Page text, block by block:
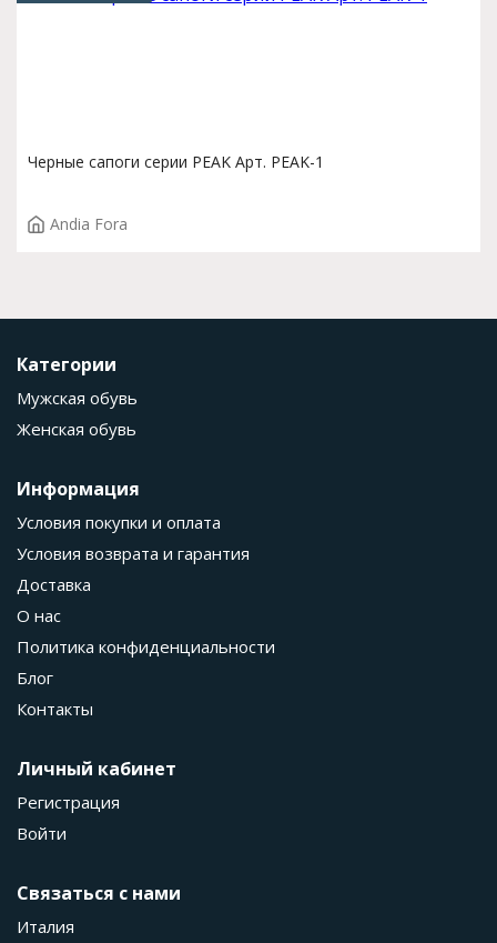
Черные сапоги серии PEAK Арт. PEAK-1
Andia Fora
Категории
Мужская обувь
Женская обувь
Информация
Условия покупки и оплата
Условия возврата и гарантия
Доставка
О нас
Политика конфиденциальности
Блог
Контакты
Личный кабинет
Регистрация
Войти
Связаться с нами
Италия